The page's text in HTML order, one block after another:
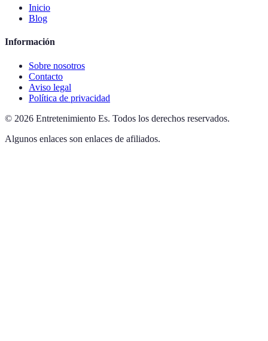
Inicio
Blog
Información
Sobre nosotros
Contacto
Aviso legal
Política de privacidad
© 2026 Entretenimiento Es. Todos los derechos reservados.
Algunos enlaces son enlaces de afiliados.